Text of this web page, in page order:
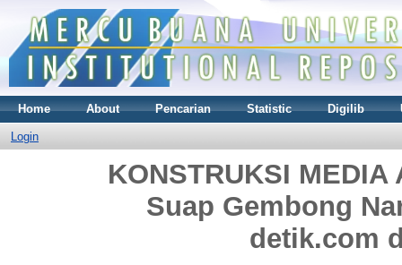
Home About Pencarian Statistic Digilib
Login
KONSTRUKSI
Suap Gembong
detik.com